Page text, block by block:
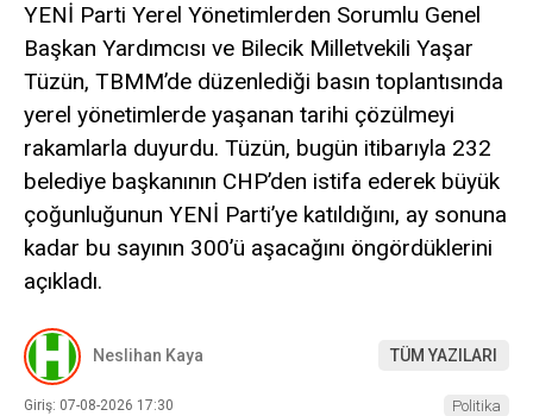
YENİ Parti Yerel Yönetimlerden Sorumlu Genel
Başkan Yardımcısı ve Bilecik Milletvekili Yaşar
Tüzün, TBMM’de düzenlediği basın toplantısında
yerel yönetimlerde yaşanan tarihi çözülmeyi
rakamlarla duyurdu. Tüzün, bugün itibarıyla 232
belediye başkanının CHP’den istifa ederek büyük
çoğunluğunun YENİ Parti’ye katıldığını, ay sonuna
kadar bu sayının 300’ü aşacağını öngördüklerini
açıkladı.
Neslihan Kaya TÜM YAZILARI
Giriş: 07-08-2026 17:30
Politika